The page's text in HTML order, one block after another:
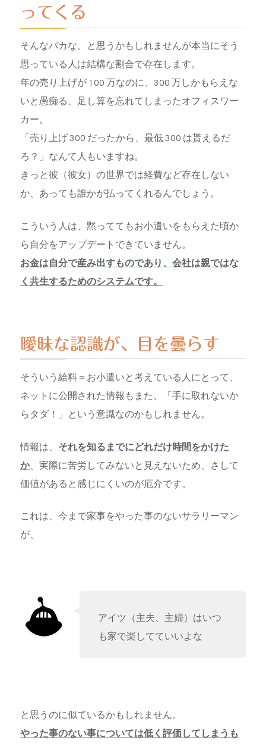
ってくる
そんなバカな、と思うかもしれませんが本当にそう
思っている人は結構な割合で存在します。
年の売り上げが 100 万なのに、300 万しかもらえな
いと愚痴る、足し算を忘れてしまったオフィスワー
カー。
「売り上げ 300 だったから、最低 300 は貰えるだ
ろ？」なんて人もいますね。
きっと彼（彼女）の世界では経費など存在しない
か、あっても誰かが払ってくれるんでしょう。
こういう人は、黙っててもお小遣いをもらえた頃か
ら自分をアップデートできていません。
お金は自分で産み出すものであり、会社は親ではな
く共生するためのシステムです。
曖昧な認識が、目を曇らす
そういう給料＝お小遣いと考えている人にとって、
ネットに公開された情報もまた、「手に取れないか
らタダ！」という意識なのかもしれません。
情報は、 それを知るまでにどれだけ時間をかけた
か、実際に苦労してみないと見えないため、さして
価値があると感じにくいのが厄介です。
これは、今まで家事をやった事のないサラリーマン
が、
アイツ（主夫、主婦）はいつ
も家で楽してていいよな
と思うのに似ているかもしれません。
やった事のない事については低く評価してしまうも